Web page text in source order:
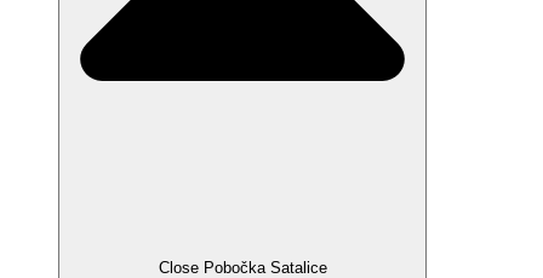
Close Pobočka Satalice